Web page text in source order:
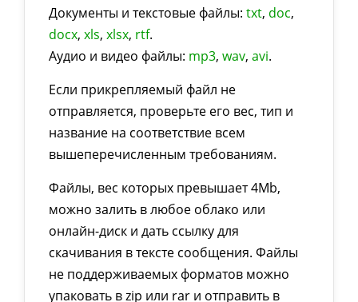
Документы и текстовые файлы: txt, doc,
docx, xls, xlsx, rtf.
Аудио и видео файлы: mp3, wav, avi.
Если прикрепляемый файл не
отправляется, проверьте его вес, тип и
название на соответствие всем
вышеперечисленным требованиям.
Файлы, вес которых превышает 4Mb,
можно залить в любое облако или
онлайн-диск и дать ссылку для
скачивания в тексте сообщения. Файлы
не поддерживаемых форматов можно
упаковать в zip или rar и отправить в